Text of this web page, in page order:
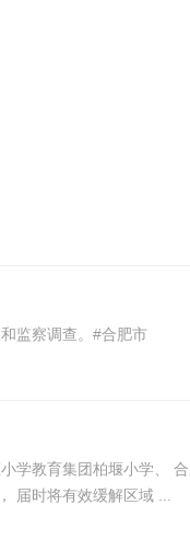
监察调查。#合肥市
学教育集团柏堰小学、
届时将有效缓解区域 ...